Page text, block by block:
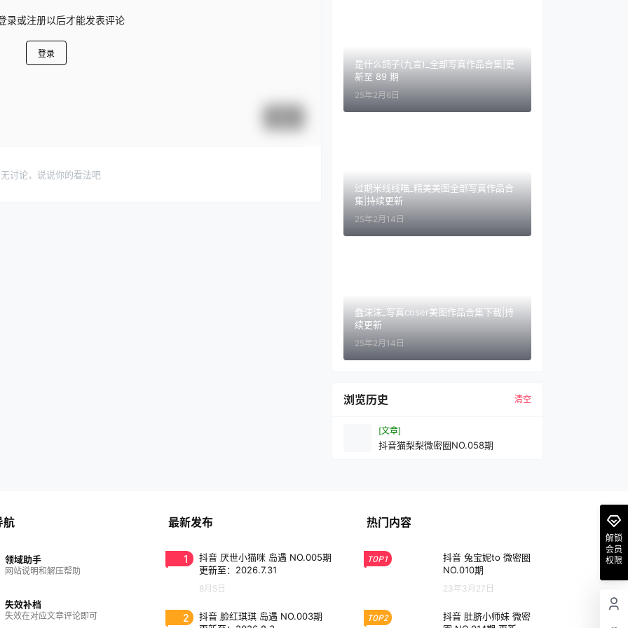
录或注册以后才能发表评论
登录
讨论，说说你的看法吧
是什么鸽子(九言)_全部写真作品合集|更
新至 89 期
25年2月6日
过期米线线喵_精美美图全部写真作品合
集|持续更新
25年2月14日
蠢沫沫_写真coser美图作品合集下载|持
续更新
25年2月14日
浏览历史 清空
[文章]
抖音猫梨梨微密圈NO.058期
解锁
会员
权限
航
领域助手
网站说明和解压帮助
失效补档
失效在对应文章评论即可
最新发布
1
抖音 厌世小猫咪 岛遇 NO.005期
更新至：2026.7.31
8月5日
2
抖音 脸红琪琪 岛遇 NO.003期
热门内容
TOP1
抖音 兔宝妮to 微密圈
NO.010期
23年3月27日
TOP2
抖音 肚脐小师妹 微密